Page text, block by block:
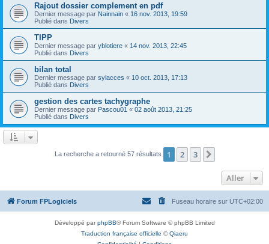
Rajout dossier complement en pdf
Dernier message par Nainnain « 16 nov. 2013, 19:59
Publié dans Divers
TIPP
Dernier message par yblotiere « 14 nov. 2013, 22:45
Publié dans Divers
bilan total
Dernier message par sylacces « 10 oct. 2013, 17:13
Publié dans Divers
gestion des cartes tachygraphe
Dernier message par Pascou01 « 02 août 2013, 21:25
Publié dans Divers
La recherche a retourné 57 résultats 1 2 3
Aller
Forum FPLogiciels Fuseau horaire sur UTC+02:00
Développé parphpBB® Forum Software © phpBB Limited
Traduction française officielle ©Qiaeru